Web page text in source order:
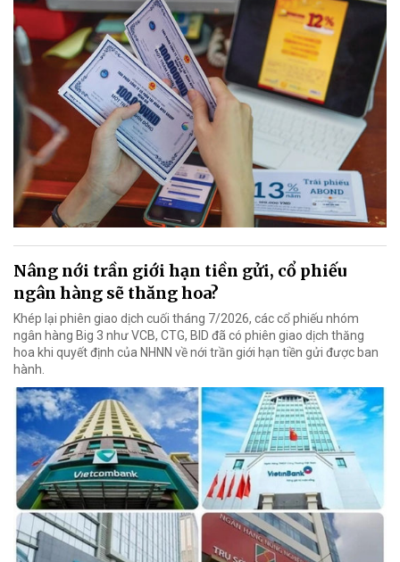
Nâng nới trần giới hạn tiền gửi, cổ phiếu
ngân hàng sẽ thăng hoa?
Khép lại phiên giao dịch cuối tháng 7/2026, các cổ phiếu nhóm
ngân hàng Big 3 như VCB, CTG, BID đã có phiên giao dịch thăng
hoa khi quyết định của NHNN về nới trần giới hạn tiền gửi được ban
hành.